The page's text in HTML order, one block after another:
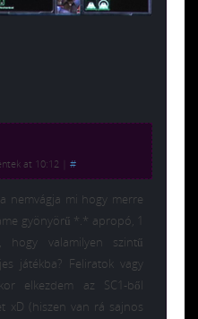
at 10:12 #
nemvágja mi hogy merre
gyönyörű *.* apropó, 1
hogy valamilyen szintű
játékba? Feliratok vagy
elkezdem az SC1-ből
xD (hiszen van rá sajnos